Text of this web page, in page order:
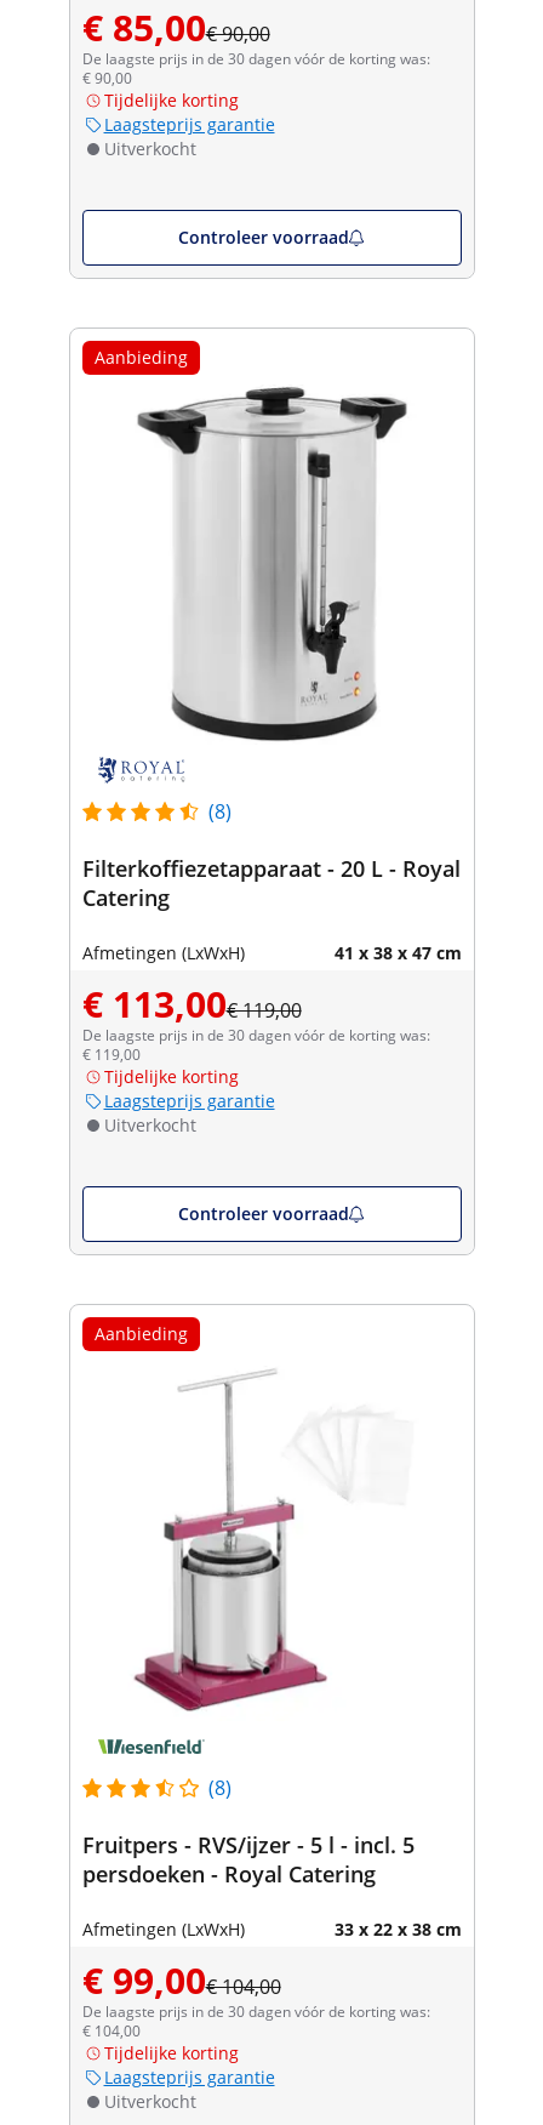
€ 85,00€ 90,00
De laagste prijs in de 30 dagen vóór de korting was:
€ 90,00
Tijdelijke korting
Laagsteprijs garantie
Uitverkocht
Controleer voorraad
Aanbieding
(8)
Filterkoffiezetapparaat - 20 L - Royal
Catering
Afmetingen (LxWxH) 41 x 38 x 47 cm
€ 113,00€ 119,00
De laagste prijs in de 30 dagen vóór de korting was:
€ 119,00
Tijdelijke korting
Laagsteprijs garantie
Uitverkocht
Controleer voorraad
Aanbieding
(8)
Fruitpers - RVS/ijzer - 5 l - incl. 5
persdoeken - Royal Catering
Afmetingen (LxWxH) 33 x 22 x 38 cm
€ 99,00€ 104,00
De laagste prijs in de 30 dagen vóór de korting was:
€ 104,00
Tijdelijke korting
Laagsteprijs garantie
Uitverkocht